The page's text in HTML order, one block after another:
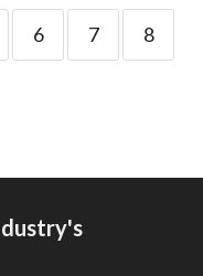
6 7 8